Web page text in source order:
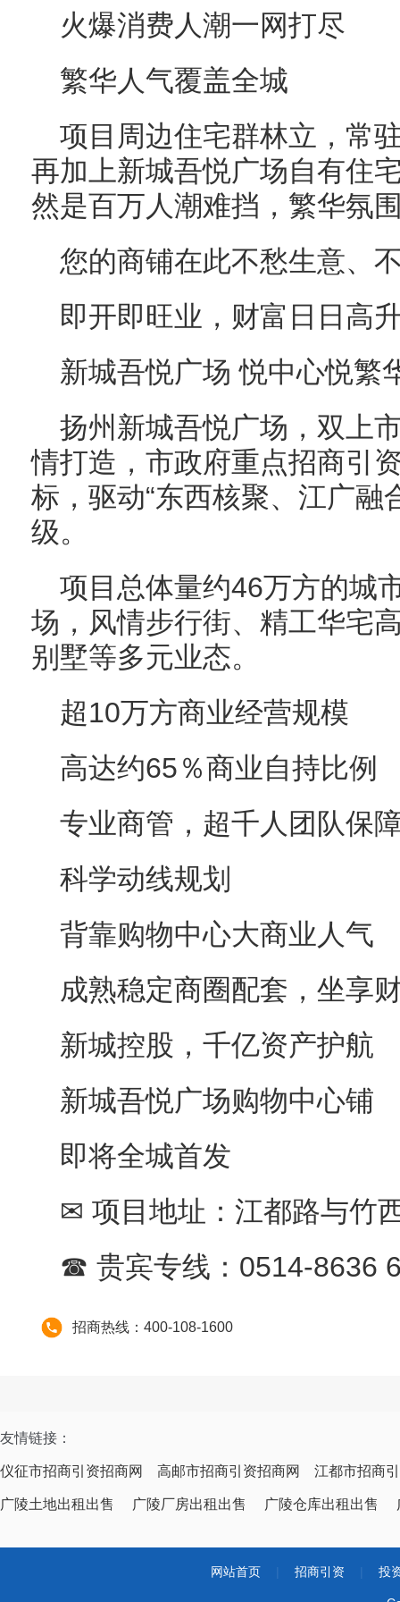
火爆消费人潮一网打尽
繁华人气覆盖全城
项目周边住宅群林立，常
再加上新城吾悦广场自有住
然是百万人潮难挡，繁华氛
您的商铺在此不愁生意、
即开即旺业，财富日日高
新城吾悦广场 悦中心悦繁
扬州新城吾悦广场，双
情打造，市政府重点招商引
标，驱动“东西核聚、江广融
级。
项目总体量约46万方的城
场，风情步行街、精工华宅
别墅等多元业态。
超10万方商业经营规模
高达约65％商业自持比例
专业商管，超千人团队保
科学动线规划
背靠购物中心大商业人气
成熟稳定商圈配套，坐享
新城控股，千亿资产护航
新城吾悦广场购物中心铺
即将全城首发
✉ 项目地址：江都路与竹
☎ 贵宾专线：0514-8636
招商热线：400-108-1600
友情链接：
仪征市招商引资招商网 高邮市招商引资招商网 江都市招商
广陵土地出租出售 广陵厂房出租出售 广陵仓库出租出售
网站首页 招商引资 投